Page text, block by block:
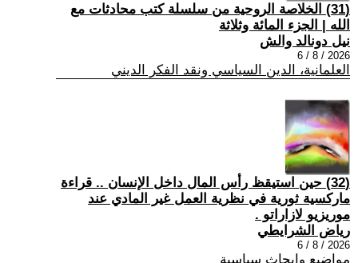
(31) الخلاصة الروحية من سلسلة كتب محادثات مع
الله | الجزء المائة وثلاثة
نيل دونالد والش
2026 / 8 / 6
العلمانية، الدين السياسي ونقد الفكر الديني
(32) حين استيقظ رأس المال داخل الإنسان .. قراءة
ماركسية ثورية في نظرية العمل غير المادي عند
موريزيو لازاراتو .
رياض الشرايطي
2026 / 8 / 6
مواضيع وابحاث سياسية